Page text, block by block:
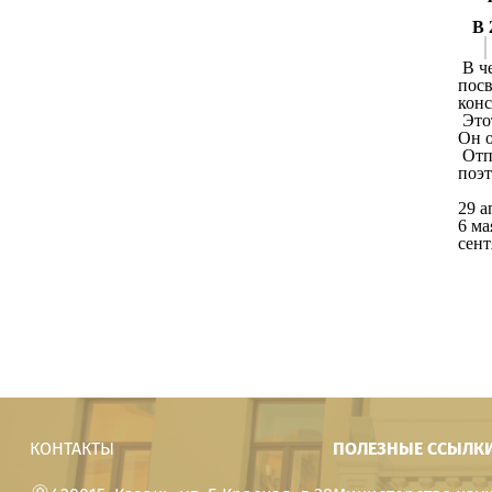
В
В
Он
29
6
КОНТАКТЫ ПОЛЕЗНЫЕ